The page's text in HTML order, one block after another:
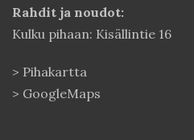
Rahdit ja noudot:
Kulku pihaan: Kisällintie 16
> Pihakartta
> GoogleMaps